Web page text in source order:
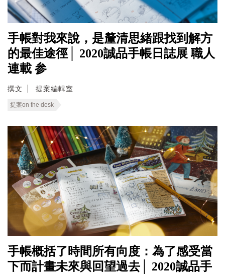
手帳對我來說，是釐清思緒跟找到解方
的最佳途徑│ 2020誠品手帳日誌展 職人
連載 参
撰文 提案編輯室
提案on the desk
手帳概括了時間所有向度：為了感受當
下而計畫未來與回望過去│ 2020誠品手